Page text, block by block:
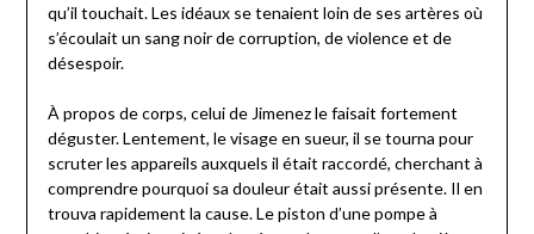
qu’il touchait. Les idéaux se tenaient loin de ses artères où
s’écoulait un sang noir de corruption, de violence et de
désespoir.
À propos de corps, celui de Jimenez le faisait fortement
déguster. Lentement, le visage en sueur, il se tourna pour
scruter les appareils auxquels il était raccordé, cherchant à
comprendre pourquoi sa douleur était aussi présente. Il en
trouva rapidement la cause. Le piston d’une pompe à